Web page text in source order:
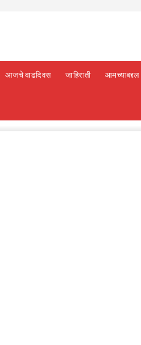
आजचे वाढदिवस जाहिराती आमच्याबद्दल